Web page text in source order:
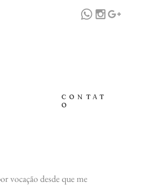
CONTAT
O
vocação desde que me